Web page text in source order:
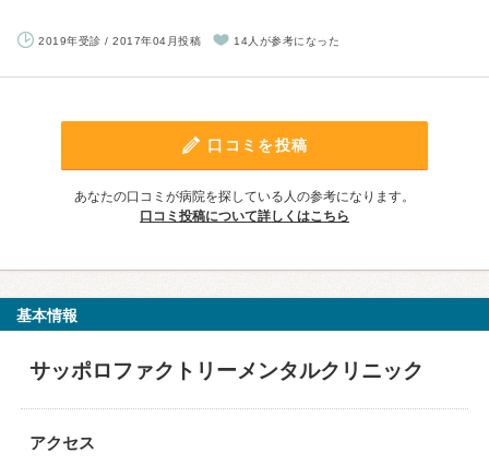
2019年受診 / 2017年04月投稿 14人が参考になった
口コミを投稿
あなたの口コミが病院を探している人の参考になります。
口コミ投稿について詳しくはこちら
基本情報
サッポロファクトリーメンタルクリニック
アクセス